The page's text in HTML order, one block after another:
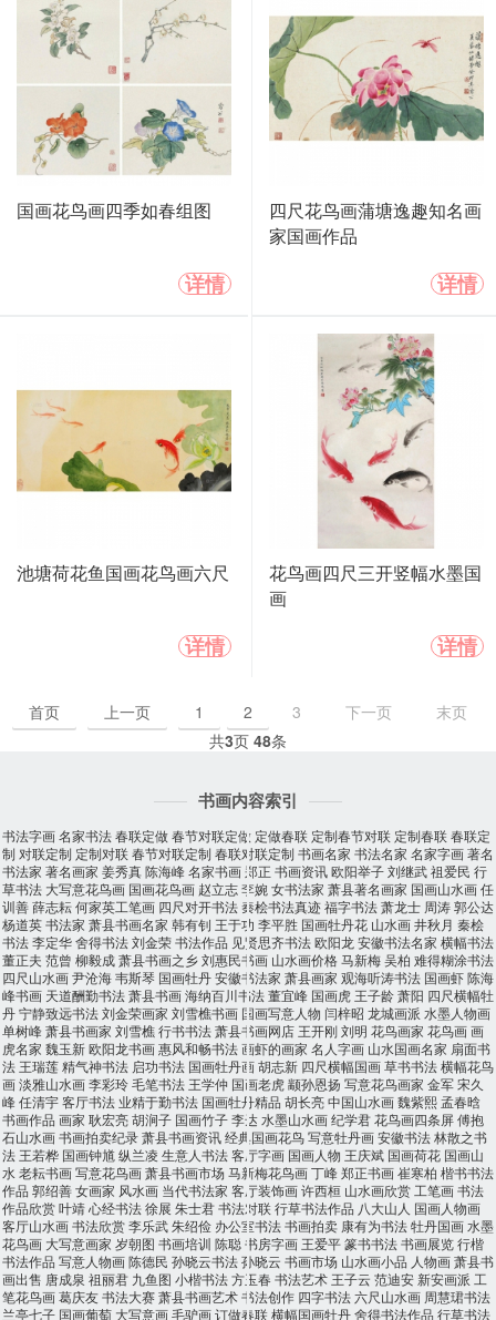
国画花鸟画四季如春组图
详情
四尺花鸟画蒲塘逸趣知名画
家国画作品
详情
池塘荷花鱼国画花鸟画六尺
详情
花鸟画四尺三开竖幅水墨国
画
详情
首页 上一页 1 2 3 下一页
末页
共3页 48条
书画内容索引
书法字画名家书法春联定做春节对联定做 定做春联 定制春节对联 定制春联春联定
制 对联定制 定制对联春节对联定制 春联对联定制 书画名家 书法名家 名家字画著名
书法家 著名画家 姜秀真陈海峰名家书画郑正 书画资讯欧阳举子刘继武祖爱民 行
草书法 大写意花鸟画 国画花鸟画 赵立志李婉女书法家 萧县著名画家 国画山水画任
训善薛志耘何家英工笔画 四尺对开书法秦桧书法真迹福字书法萧龙士 周涛郭公达
杨道英书法家 萧县书画名家 韩有钊 王于功 李平胜 国画牡丹花 山水画井秋月 秦桧
书法李定华舍得书法刘金荣书法作品 见贤思齐书法欧阳龙安徽书法名家 横幅书法
董正夫 范曾 柳毅成萧县书画之乡刘惠民书画 山水画价格马新梅吴柏 难得糊涂书法
四尺山水画尹沧海韦斯琴 国画牡丹安徽书法家 萧县画家 观海听涛书法 国画虾陈海
峰书画 天道酬勤书法萧县书画海纳百川书法董宜峰 国画虎 王子龄萧阳 四尺横幅牡
丹宁静致远书法刘金荣画家 刘雪樵书画 国画写意人物 闫梓昭 龙城画派 水墨人物画
单树峰萧县书画家 刘雪樵行书书法萧县书画网店 王开刚刘明 花鸟画家 花鸟画画
虎名家 魏玉新欧阳龙书画惠风和畅书法画虾的画家 名人字画 山水国画名家 扇面书
法 王瑞莲精气神书法 启功书法 国画牡丹画胡志新 四尺横幅国画草书书法横幅花鸟
画淡雅山水画李彩玲毛笔书法 王学仲 国画老虎颛孙恩扬 写意花鸟画家 金军宋久
峰任清宇客厅书法业精于勤书法 国画牡丹精品 胡长亮中国山水画魏紫熙孟春晗
书画作品 画家 耿宏亮胡涧子 国画竹子李达水墨山水画纪学君花鸟画四条屏傅抱
石山水画书画拍卖纪录萧县书画资讯经典国画花鸟写意牡丹画安徽书法林散之书
法 王若桦 国画钟馗纵兰凌 生意人书法客厅字画 国画人物 王庆斌 国画荷花 国画山
水老耘书画写意花鸟画萧县书画市场 马新梅花鸟画丁峰郑正书画崔寒柏 楷书书法
作品 郭绍善女画家 风水画 当代书法家 客厅装饰画许西桓 山水画欣赏工笔画书法
作品欣赏叶靖心经书法徐展 朱士君书法对联行草书法作品 八大山人 国画人物画
客厅山水画书法欣赏李乐武朱绍俭 办公室书法书画拍卖 康有为书法牡丹国画水墨
花鸟画 大写意画家 岁朝图 书画培训 陈聪书房字画 王爱平篆书书法书画展览行楷
书法作品 写意人物画陈德民 孙晓云书法孙晓云 书画市场 山水画小品 人物画萧县书
画出售 唐成泉 祖丽君 九鱼图 小楷书法方玉春书法艺术 王子云 范迪安 新安画派 工
笔花鸟画葛庆友书法大赛萧县书画艺术书法创作 四字书法六尺山水画 周慧珺书法
兰亭七子 国画葡萄 大写意画毛驴画订做春联横幅国画牡丹舍得书法作品 行草书法